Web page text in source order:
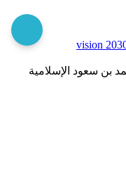
بن سعود الإسلامية